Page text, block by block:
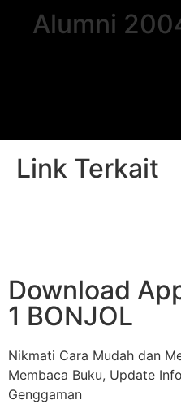
Alumni
Link Terkait
Download
1 BONJOL
Nikmati Cara Mudah dan
Membaca Buku, Update
Genggaman